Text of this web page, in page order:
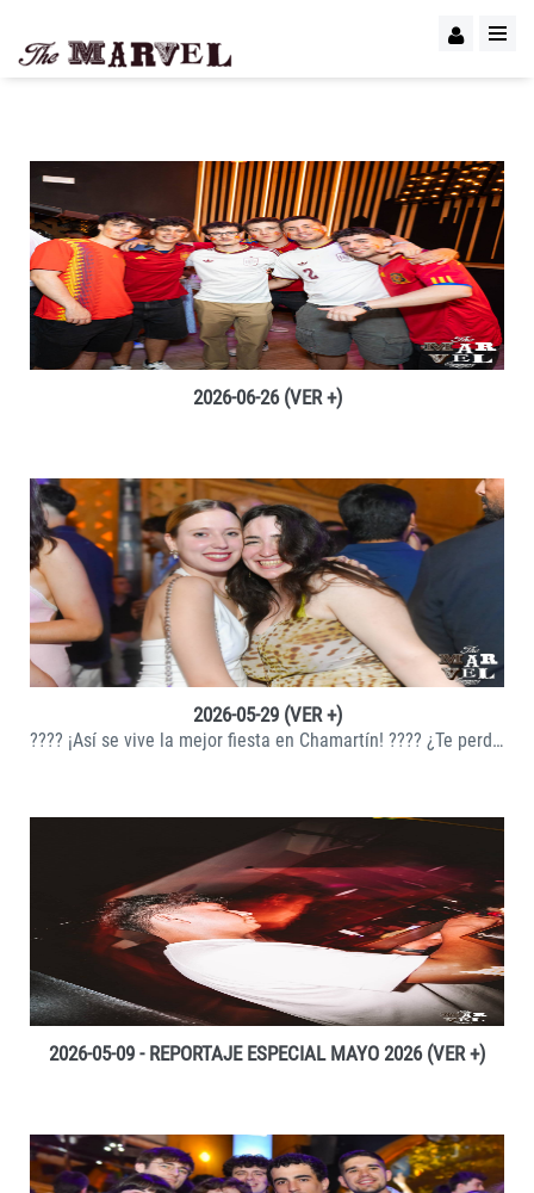
VER +
2026-06-26 (VER +)
VER +
2026-05-29 (VER +)
???? ¡Así se vive la mejor fiesta en Chamartín! ???? ¿Te perdiste nuestra última gran sesión? Ya están publicadas las fotos del pasado viernes 29 d
VER +
2026-05-09 - REPORTAJE ESPECIAL MAYO 2026 (VER +)